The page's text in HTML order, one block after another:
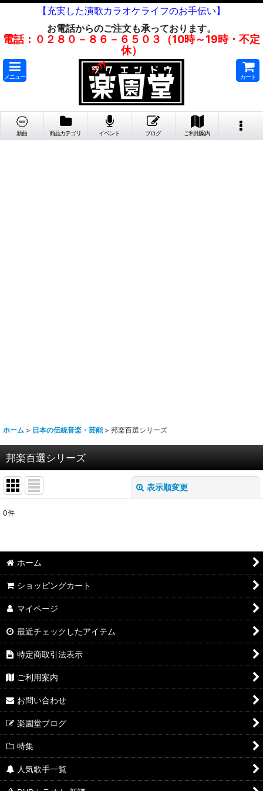
【充実した演歌カラオケライフのお手伝い】
お電話からのご注文も承っております。
電話：０２８０－８６－６５０３（10時～19時・不定
休）
メニュー カート
新曲 商品カテゴリ イベント ブログ ご利用案内
ホーム > 日本の伝統音楽・芸能 > 邦楽百選シリーズ
邦楽百選シリーズ
表示順変更
並び順:
0件
ホーム
ショッピングカート
マイページ
最近チェックしたアイテム
特定商取引法表示
ご利用案内
お問い合わせ
楽園堂ブログ
特集
人気歌手一覧